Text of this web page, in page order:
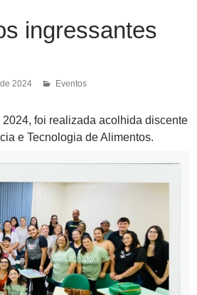
ingressantes
2024 Eventos
foi realizada acolhida discente
e Tecnologia de Alimentos.